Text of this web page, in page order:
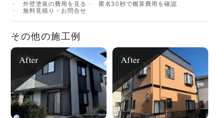
外壁塗装の費用を見る
匿名30秒で概算費用を確認
無料見積り・お問合せ
その他の施工例
After After